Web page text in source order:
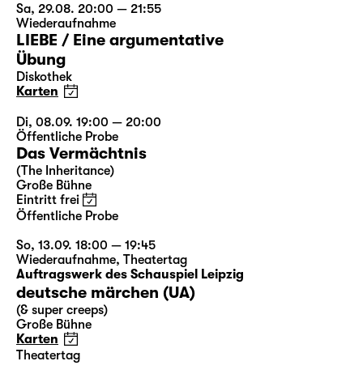
Sa, 29.08. 20:00 — 21:55
Wiederaufnahme
LIEBE / Eine argumentative
Übung
Diskothek
Karten
Di, 08.09. 19:00 — 20:00
Öffentliche Probe
Das Vermächtnis
(The Inheritance)
Große Bühne
Eintritt frei
Öffentliche Probe
So, 13.09. 18:00 — 19:45
Wiederaufnahme, Theatertag
Auftragswerk des Schauspiel Leipzig
deutsche märchen (UA)
(& super creeps)
Große Bühne
Karten
Theatertag